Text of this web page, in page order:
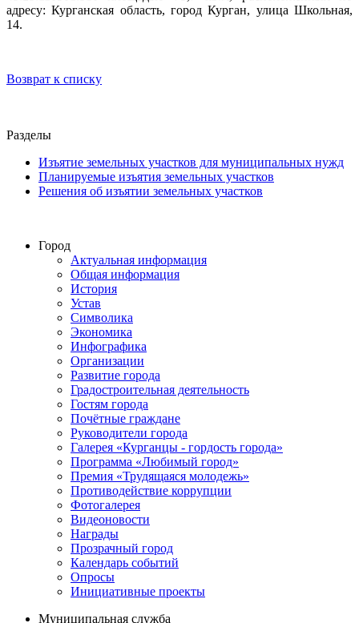
адресу: Курганская область, город Курган, улица Школьная,
14.
Возврат к списку
Разделы
Изъятие земельных участков для муниципальных нужд
Планируемые изъятия земельных участков
Решения об изъятии земельных участков
Город
Актуальная информация
Общая информация
История
Устав
Символика
Экономика
Инфографика
Организации
Развитие города
Градостроительная деятельность
Гостям города
Почётные граждане
Руководители города
Галерея «Курганцы - гордость города»
Программа «Любимый город»
Премия «Трудящаяся молодежь»
Противодействие коррупции
Фотогалерея
Видеоновости
Награды
Прозрачный город
Календарь событий
Опросы
Инициативные проекты
Муниципальная служба